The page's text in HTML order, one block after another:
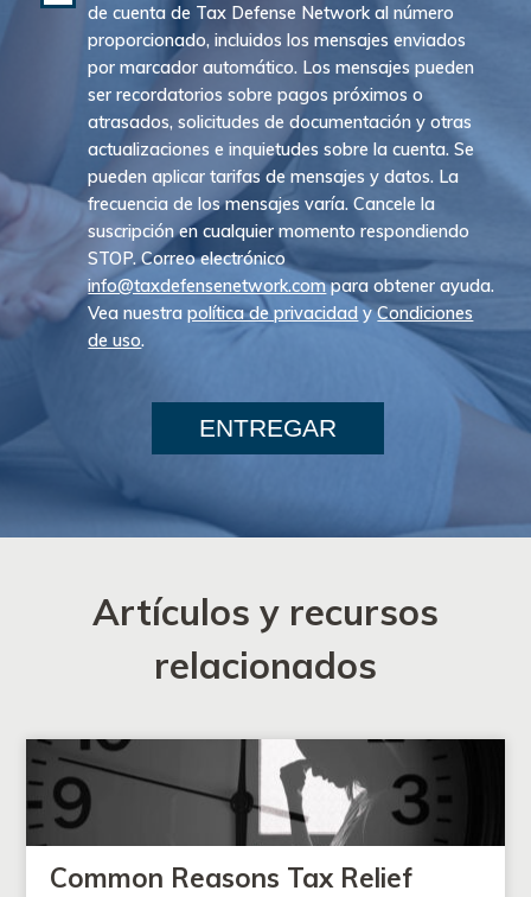
de cuenta de Tax Defense Network al número
proporcionado, incluidos los mensajes enviados
por marcador automático. Los mensajes pueden
ser recordatorios sobre pagos próximos o
atrasados, solicitudes de documentación y otras
actualizaciones e inquietudes sobre la cuenta. Se
pueden aplicar tarifas de mensajes y datos. La
frecuencia de los mensajes varía. Cancele la
suscripción en cualquier momento respondiendo
STOP. Correo electrónico
info@taxdefensenetwork.compara obtener ayuda.
Vea nuestrapolítica de privacidad yCondiciones
de uso.
ENTREGAR
Artículos y recursos
relacionados
Common Reasons Tax Relief